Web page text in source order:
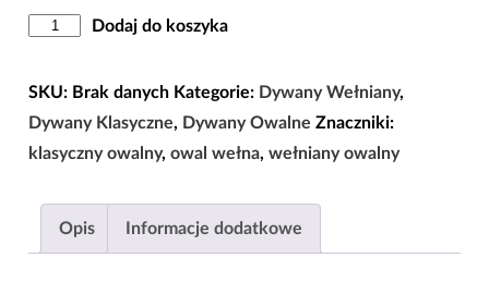
ilość
Owal
Dywilan
Polonia
Rubin
Wełna
Dodaj do koszyka
SKU: Brak danych Kategorie: Dywany Wełniany,
Dywany Klasyczne, Dywany Owalne Znaczniki:
klasyczny owalny, owal wełna, wełniany owalny
Opis Informacje dodatkowe